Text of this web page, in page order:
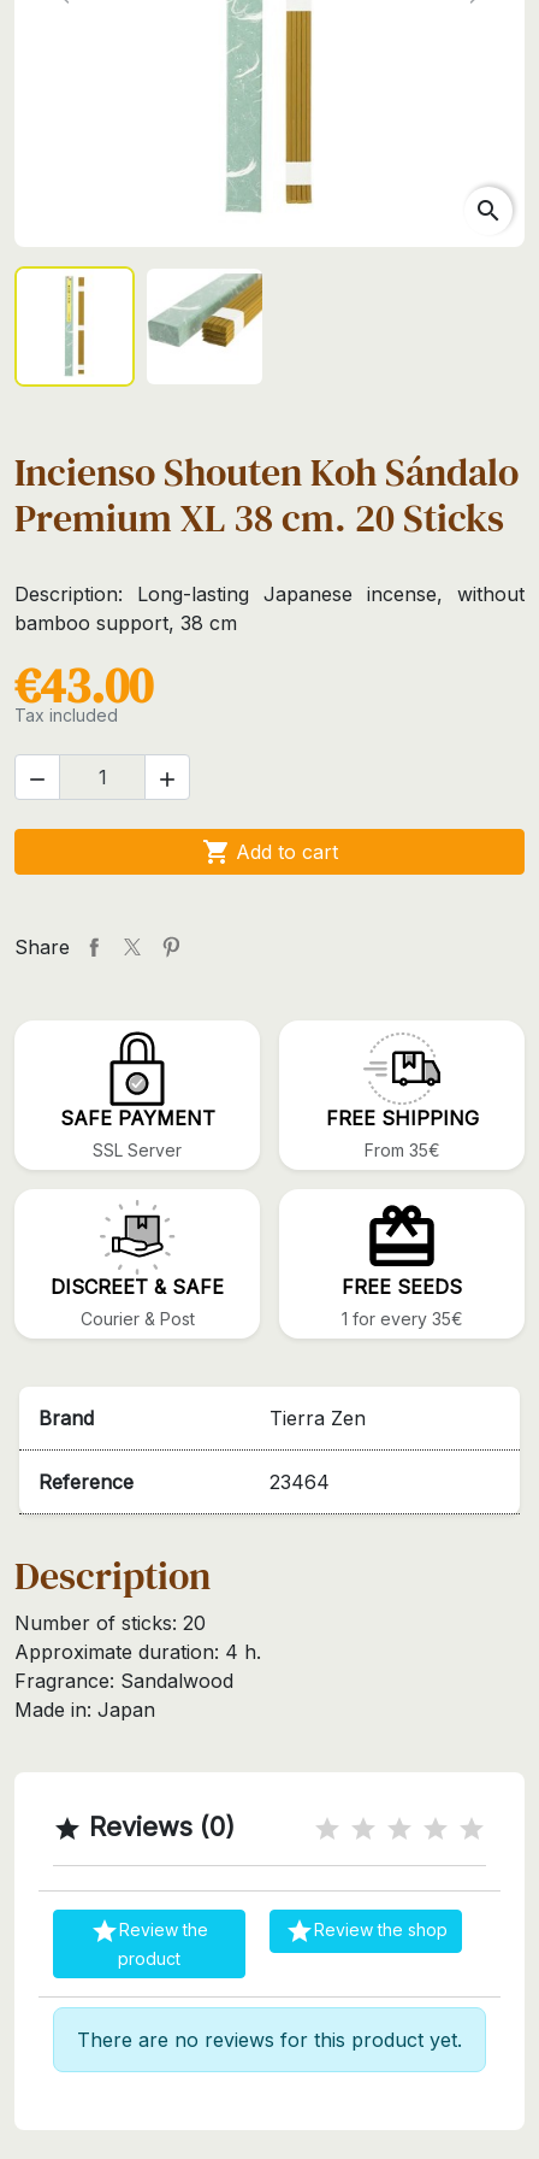
Incienso Shouten Koh Sándalo
Premium XL 38 cm. 20 Sticks
Description: Long-lasting Japanese incense, without
bamboo support, 38 cm
€43.00
Tax included
 
 Add to cart
Share
SAFE PAYMENT
SSL Server
FREE SHIPPING
From 35€
DISCREET & SAFE
Courier & Post
FREE SEEDS
1 for every 35€
Brand Tierra Zen
Reference 23464
Description
Number of sticks: 20
Approximate duration: 4 h.
Fragrance: Sandalwood
Made in: Japan
 Reviews (0)
Review the
product
Review the shop
There are no reviews for this product yet.